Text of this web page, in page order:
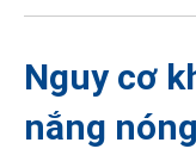
Nguy cơ
nắng